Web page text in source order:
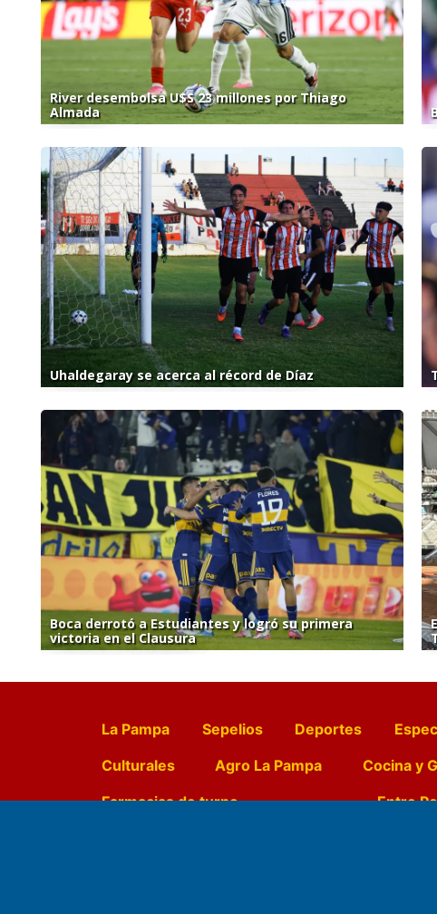
River desembolsa U$S 23 millones por Thiago
Almada
Uhaldegaray se acerca al récord de Díaz
Boca derrotó a Estudiantes y logró su primera
victoria en el Clausura
La Pampa Sepelios Deportes
Culturales
Agro La Pampa Cocina y
Farmacias de turno
Entre